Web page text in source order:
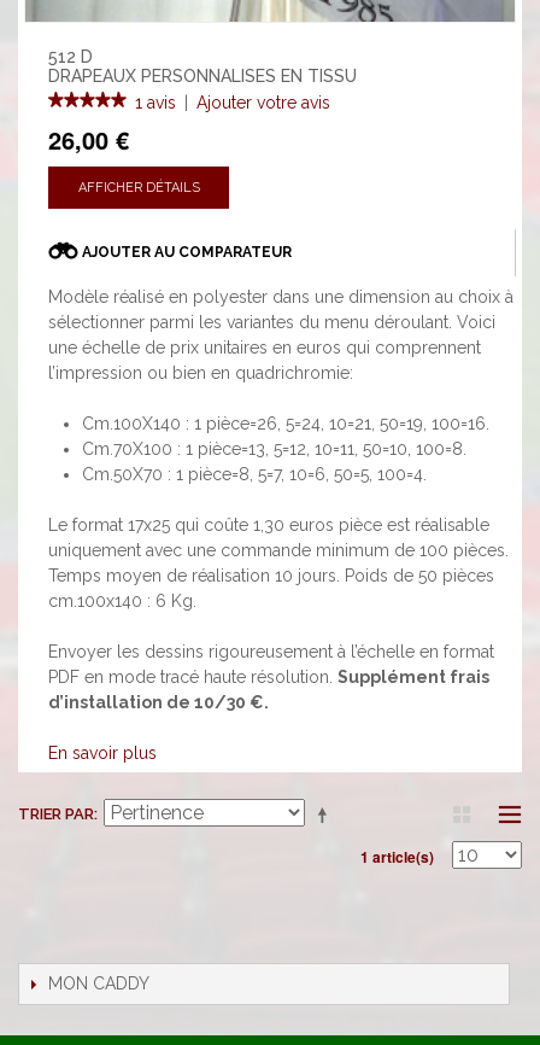
512 D
DRAPEAUX PERSONNALISES EN TISSU
1 avis
Ajouter votre avis
26,00 €
AFFICHER DÉTAILS
AJOUTER AU COMPARATEUR
Modèle réalisé en polyester dans une dimension au choix à
sélectionner parmi les variantes du menu déroulant. Voici
une échelle de prix unitaires en euros qui comprennent
l’impression ou bien en quadrichromie:
Cm.100X140 : 1 pièce=26, 5=24, 10=21, 50=19, 100=16.
Cm.70X100 : 1 pièce=13, 5=12, 10=11, 50=10, 100=8.
Cm.50X70 : 1 pièce=8, 5=7, 10=6, 50=5, 100=4.
Le format 17x25 qui coûte 1,30 euros pièce est réalisable
uniquement avec une commande minimum de 100 pièces.
Temps moyen de réalisation 10 jours. Poids de 50 pièces
cm.100x140 : 6 Kg.
Envoyer les dessins rigoureusement à l’échelle en format
PDF en mode tracé haute résolution. Supplément frais
d’installation de 10/30 €.
En savoir plus
TRIER PAR
1 article(s)
MON CADDY